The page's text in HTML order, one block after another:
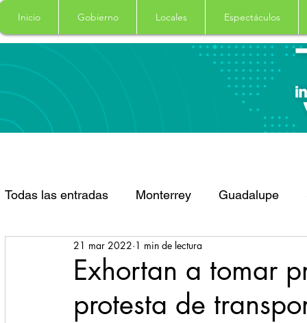
Inicio Gobierno Locales Espectáculos
Todas las entradas Monterrey Guadalupe
Santa Catarina San Pedro Garza Garcia
Espectaculos Clima Principal Salud
Exhortan a tomar
protesta de
21 mar 2022 1 min de lectura